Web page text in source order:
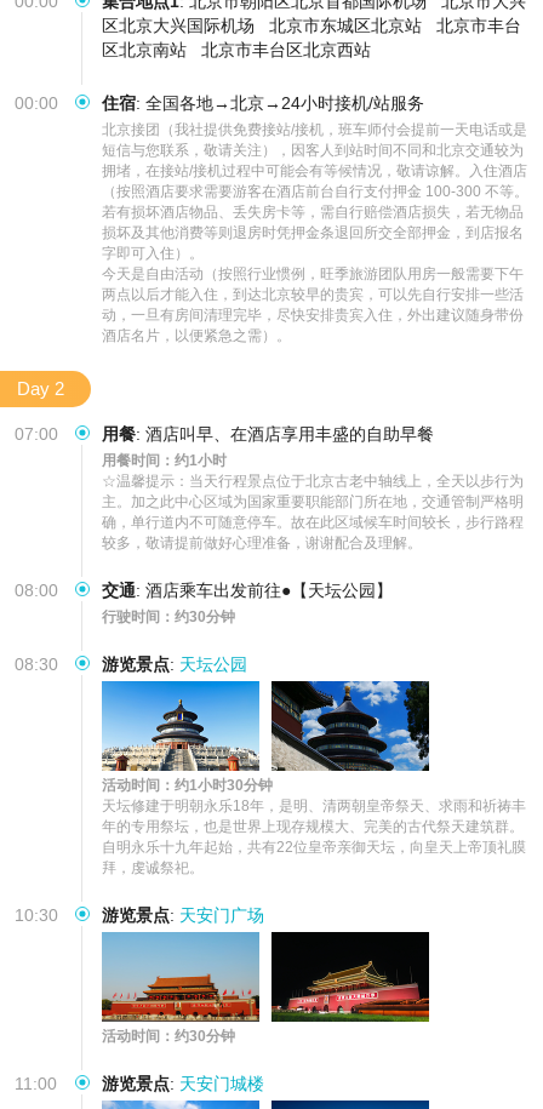
区北京大兴国际机场
北京市东城区北京站
北京市丰台
区北京南站
北京市丰台区北京西站
00:00 住宿: 全国各地→北京→24小时接机/站服务
北京接团（我社提供免费接站/接机，班车师付会提前一天电话或是
短信与您联系，敬请关注），因客人到站时间不同和北京交通较为
拥堵，在接站/接机过程中可能会有等候情况，敬请谅解。入住酒店
（按照酒店要求需要游客在酒店前台自行支付押金 100-300 不等。
若有损坏酒店物品、丢失房卡等，需自行赔偿酒店损失，若无物品
损坏及其他消费等则退房时凭押金条退回所交全部押金，到店报名
字即可入住）。
今天是自由活动（按照行业惯例，旺季旅游团队用房一般需要下午
两点以后才能入住，到达北京较早的贵宾，可以先自行安排一些活
动，一旦有房间清理完毕，尽快安排贵宾入住，外出建议随身带份
酒店名片，以便紧急之需）。
Day 2
07:00 用餐: 酒店叫早、在酒店享用丰盛的自助早餐
用餐时间：约1小时
☆温馨提示：当天行程景点位于北京古老中轴线上，全天以步行为
主。加之此中心区域为国家重要职能部门所在地，交通管制严格明
确，单行道内不可随意停车。故在此区域候车时间较长，步行路程
较多，敬请提前做好心理准备，谢谢配合及理解。
08:00 交通: 酒店乘车出发前往●【天坛公园】
行驶时间：约30分钟
08:30 游览景点: 天坛公园
活动时间：约1小时30分钟
天坛修建于明朝永乐18年，是明、清两朝皇帝祭天、求雨和祈祷丰
年的专用祭坛，也是世界上现存规模大、完美的古代祭天建筑群。
自明永乐十九年起始，共有22位皇帝亲御天坛，向皇天上帝顶礼膜
拜，虔诚祭祀。
10:30 游览景点: 天安门广场
活动时间：约30分钟
11:00 游览景点: 天安门城楼